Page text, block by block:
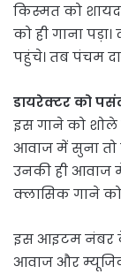
किस्मत को
को ही गाना
पहुंचे। तब पंचम दा
डायरेक्टर को
इस गाने को शोले
आवाज में सुना
उनकी ही आवाज
क्लासिक गाने
इस आइटम नंबर
आवाज और म्यूजिक